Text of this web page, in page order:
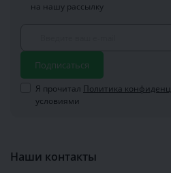
на нашу рассылку
Подписаться
Я прочитал Политика
условиями
Наши контакты